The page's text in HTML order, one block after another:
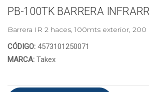
PB-100TK BARRERA
Barrera IR 2 haces, 100mts exterior,
CÓDIGO: 4573101250071
MARCA: Takex